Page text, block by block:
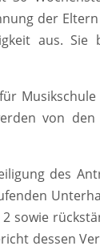
der
aus.
von
des
sowie
dessen